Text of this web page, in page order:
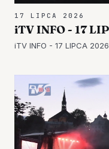
17 LIPCA 2026
iTV INFO - 17
iTV INFO - 17 LIPCA